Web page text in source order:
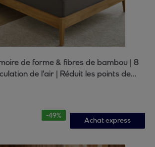
de forme & fibres de bambou | 8
de l'air | Réduit les points de
-49%
Achat express